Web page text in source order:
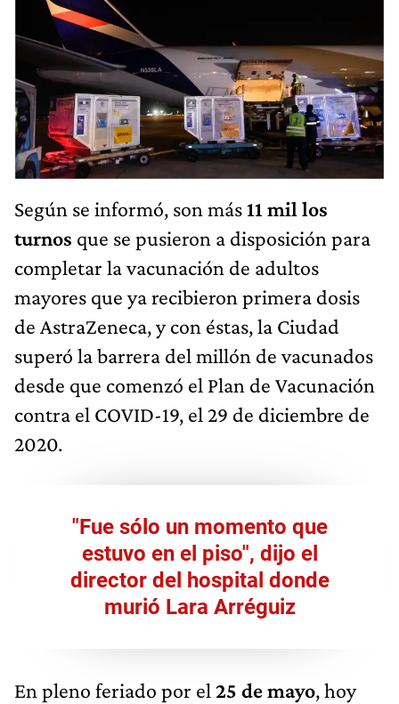
Según se informó, son más11 mil los
turnos que se pusieron a disposición para
completar la vacunación de adultos
mayores que ya recibieron primera dosis
de AstraZeneca, y con éstas, la Ciudad
superó la barrera del millón de vacunados
desde que comenzó el Plan de Vacunación
contra el COVID-19, el 29 de diciembre de
2020.
"Fue sólo un momento que
estuvo en el piso", dijo el
director del hospital donde
murió Lara Arréguiz
En pleno feriado por el 25 de mayo, hoy